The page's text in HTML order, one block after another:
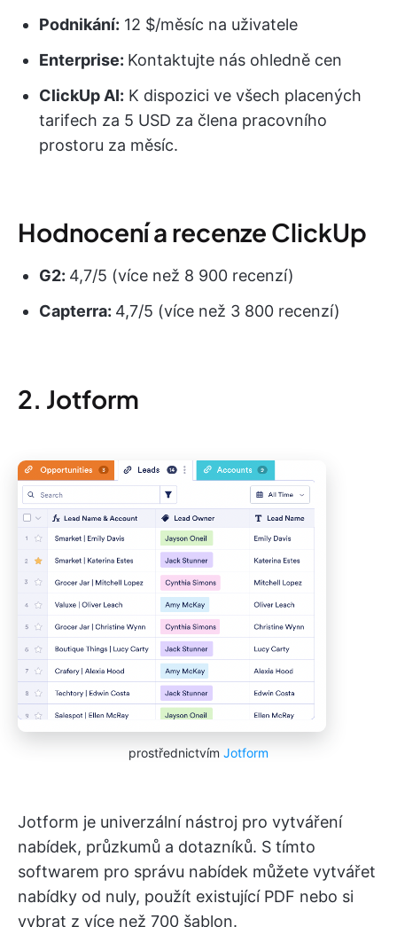
Podnikání: 12 $/měsíc na uživatele
Enterprise: Kontaktujte nás ohledně cen
ClickUp AI: K dispozici ve všech placených
tarifech za 5 USD za člena pracovního
prostoru za měsíc.
Hodnocení a recenze ClickUp
G2: 4,7/5 (více než 8 900 recenzí)
Capterra: 4,7/5 (více než 3 800 recenzí)
2. Jotform
prostřednictvím Jotform
Jotform je univerzální nástroj pro vytváření
nabídek, průzkumů a dotazníků. S tímto
softwarem pro správu nabídek můžete vytvářet
nabídky od nuly, použít existující PDF nebo si
vybrat z více než 700 šablon.